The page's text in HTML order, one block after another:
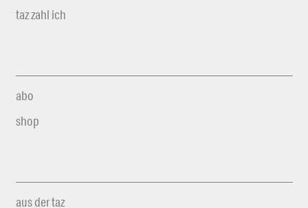
taz zahl ich
abo
shop
aus der taz